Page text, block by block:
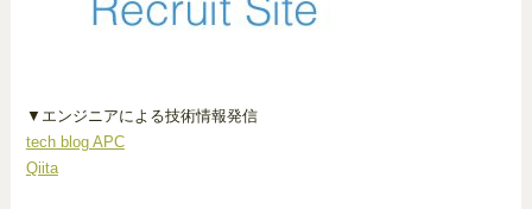
▼エンジニアによる技術情報発信
tech blog APC
Qiita